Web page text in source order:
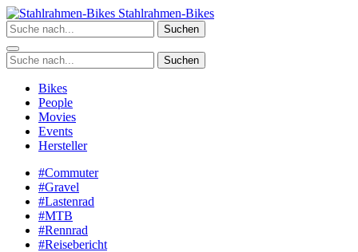
Zum
Inhalt
springen
Stahlrahmen-Bikes
Suchen
Suchen
Bikes
People
Movies
Events
Hersteller
#Commuter
#Gravel
#Lastenrad
#MTB
#Rennrad
#Reisebericht